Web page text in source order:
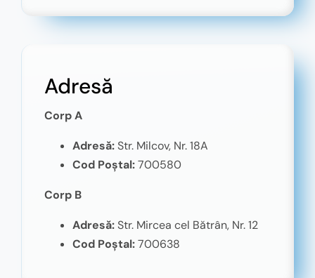
Adresă
Corp A
Adresă:Str. Milcov, Nr. 18A
Cod Poștal:700580
Corp B
Adresă:Str. Mircea cel Bătrân, Nr. 12
Cod Poștal:700638